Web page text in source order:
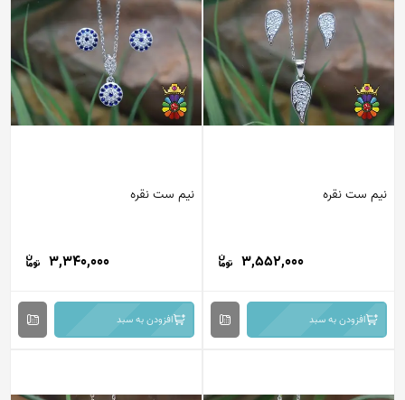
نیم ست نقره
3,552,000
افزودن به سبد
نیم ست نقره
3,340,000
افزودن به سبد